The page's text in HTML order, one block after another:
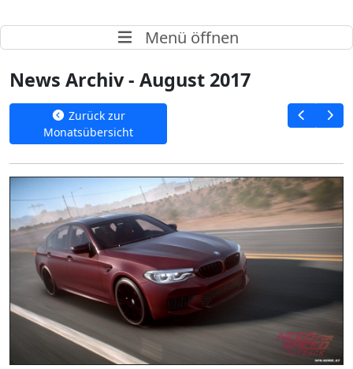
Menü öffnen
News Archiv - August 2017
Zurück zur
Monatsübersicht